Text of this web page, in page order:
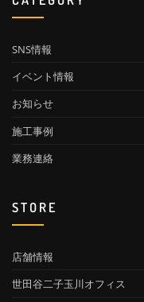
CATEGORY
SNS情報
イベント情報
お知らせ
施工事例
業務連絡
STORE
店舗情報
世田谷二子玉川オフィス